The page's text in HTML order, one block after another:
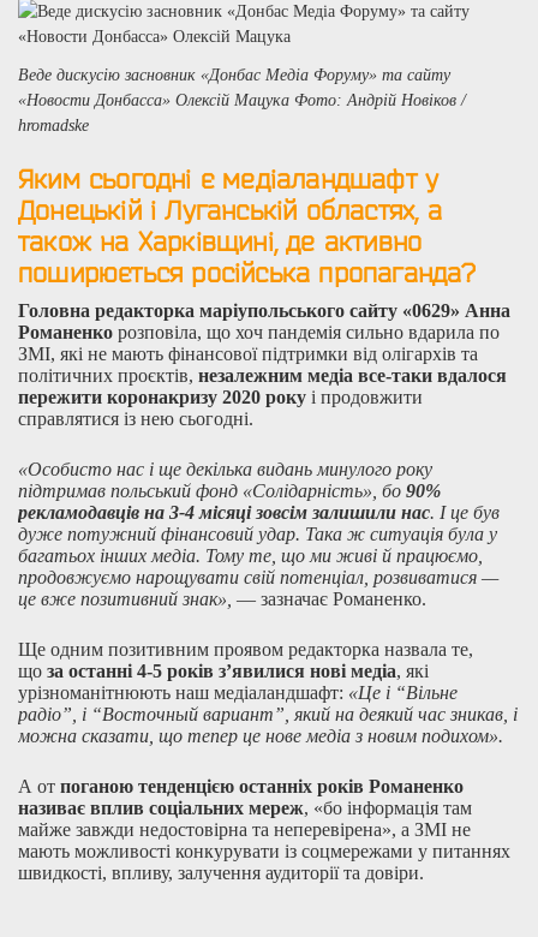
Веде дискусію засновник «Донбас Медіа Форуму» та сайту
«Новости Донбасса» Олексій Мацука Фото: Андрій Новіков /
hromadske
Яким сьогодні є медіаландшафт у
Донецькій і Луганській областях, а
також на Харківщині, де активно
поширюється російська пропаганда?
Головна редакторка маріупольського сайту «0629» Анна
Романенко розповіла, що хоч пандемія сильно вдарила по
ЗМІ, які не мають фінансової підтримки від олігархів та
політичних проєктів, незалежним медіа все-таки вдалося
пережити коронакризу 2020 року і продовжити
справлятися із нею сьогодні.
«Особисто нас і ще декілька видань минулого року
підтримав польський фонд «Солідарність», бо 90%
рекламодавців на 3-4 місяці зовсім залишили нас. І це був
дуже потужний фінансовий удар. Така ж ситуація була у
багатьох інших медіа. Тому те, що ми живі й працюємо,
продовжуємо нарощувати свій потенціал, розвиватися —
це вже позитивний знак», — зазначає Романенко.
Ще одним позитивним проявом редакторка назвала те,
що за останні 4-5 років з’явилися нові медіа, які
урізноманітнюють наш медіаландшафт: «Це і “Вільне
радіо”, і “Восточный вариант”, який на деякий час зникав, і
можна сказати, що тепер це нове медіа з новим подихом».
А от поганою тенденцією останніх років Романенко
називає вплив соціальних мереж, «бо інформація там
майже завжди недостовірна та неперевірена», а ЗМІ не
мають можливості конкурувати із соцмережами у питаннях
швидкості, впливу, залучення аудиторії та довіри.